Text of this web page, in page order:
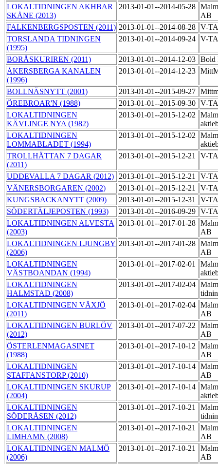
LOKALTIDNINGEN AKHBAR
SKÅNE (2013)
2013-01-01--2014-05-28
AB
FALKENBERGSPOSTEN (2011) 2013-01-01--2014-08-28 V-
TORSLANDA TIDNINGEN
(1995)
2013-01-01--2014-09-24 V-
BORÅSKURIREN (2011) 2013-01-01--2014-12-03 Bold
ÅKERSBERGA KANALEN
(1996)
2013-01-01--2014-12-23
BOLLNÄSNYTT (2001) 2013-01-01--2015-09-27
ÖREBROAR'N (1988)
2013-01-01--2015-09-30 V-
LOKALTIDNINGEN
KÄVLINGE NYA (1982)
2013-01-01--2015-12-02
LOKALTIDNINGEN
LOMMABLADET (1994)
2013-01-01--2015-12-02
TROLLHÄTTAN 7 DAGAR
(2011)
2013-01-01--2015-12-21 V-
UDDEVALLA 7 DAGAR (2012) 2013-01-01--2015-12-21
V-
VÄNERSBORGAREN (2002)
2013-01-01--2015-12-21
V-
KUNGSBACKANYTT (2009)
2013-01-01--2015-12-31
V-
SÖDERTÄLJEPOSTEN (1993)
2013-01-01--2016-09-29 V-
LOKALTIDNINGEN ALVESTA
(2003)
2013-01-01--2017-01-28
AB
LOKALTIDNINGEN LJUNGBY
(2006)
2013-01-01--2017-01-28
AB
LOKALTIDNINGEN
VÄSTBOANDAN (1994)
2013-01-01--2017-02-01
LOKALTIDNINGEN
HALMSTAD (2008)
2013-01-01--2017-02-04
LOKALTIDNINGEN VÄXJÖ
(2011)
2013-01-01--2017-02-04
AB
LOKALTIDNINGEN BURLÖV
(2012)
2013-01-01--2017-07-22
AB
ÖSTERLENMAGASINET
(1988)
2013-01-01--2017-10-12
AB
LOKALTIDNINGEN
STAFFANSTORP (2010)
2013-01-01--2017-10-14
AB
LOKALTIDNINGEN SKURUP
(2004)
2013-01-01--2017-10-14
LOKALTIDNINGEN
SÖDERÅSEN (2012)
2013-01-01--2017-10-21
LOKALTIDNINGEN
LIMHAMN (2008)
2013-01-01--2017-10-21
AB
LOKALTIDNINGEN MALMÖ
(2006)
2013-01-01--2017-10-21
AB